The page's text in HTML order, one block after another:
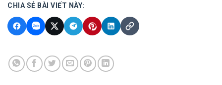
CHIA SẺ BÀI VIẾT NÀY: